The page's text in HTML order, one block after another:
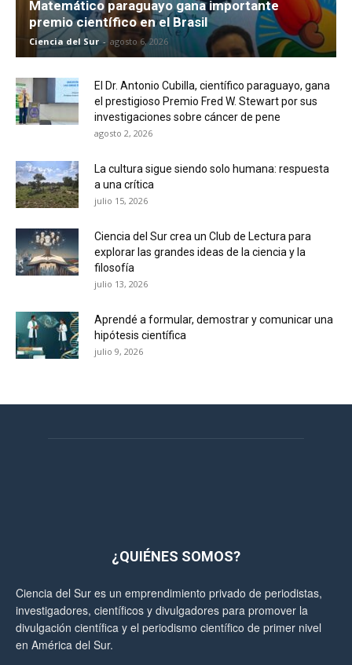
Matemático paraguayo gana importante
premio científico en el Brasil
Ciencia del Sur - agosto 6, 2026
El Dr. Antonio Cubilla, científico paraguayo, gana
el prestigioso Premio Fred W. Stewart por sus
investigaciones sobre cáncer de pene
agosto 2, 2026
La cultura sigue siendo solo humana: respuesta
a una crítica
julio 15, 2026
Ciencia del Sur crea un Club de Lectura para
explorar las grandes ideas de la ciencia y la
filosofía
julio 13, 2026
Aprendé a formular, demostrar y comunicar una
hipótesis científica
julio 9, 2026
¿QUIÉNES SOMOS?
Ciencia del Sur es un emprendimiento privado de periodistas,
investigadores, científicos y divulgadores para promover la
divulgación científica y el periodismo científico de primer nivel
en América del Sur.